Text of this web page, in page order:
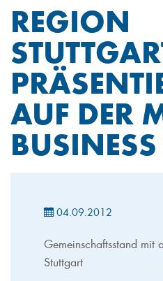
REGION
AUF DER
04.09.2012
Gemeinschaftsstand mit
Stuttgart